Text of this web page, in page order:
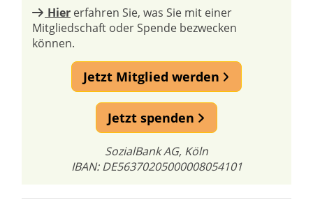
Hier erfahren Sie, was Sie mit einer
Mitgliedschaft oder Spende bezwecken
können.
Jetzt Mitglied werden
Jetzt spenden
SozialBank AG, Köln
IBAN: DE56370205000008054101